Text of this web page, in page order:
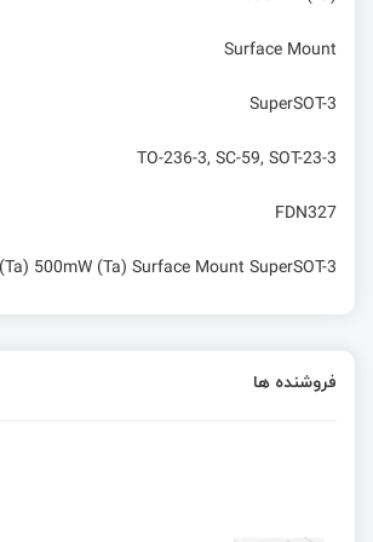
Surface Mount
SuperSOT-3
TO-236-3, SC-59, SOT-23-3
FDN327
500mW (Ta) Surface Mount SuperSOT-3
فروشنده ها